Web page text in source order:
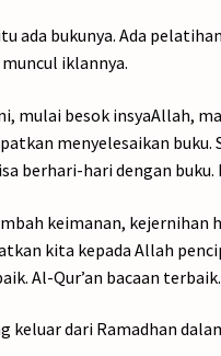
ada bukunya. Ada
iklannya.
mulai besok insyaAllah,
menyelesaikan buku.
berhari-hari dengan buku.
keimanan, kejernihan
kita kepada Allah
Al-Qur’an bacaan terbaik.
keluar dari Ramadhan